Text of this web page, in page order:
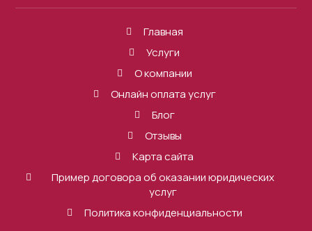
Главная
Услуги
О компании
Онлайн оплата услуг
Блог
Отзывы
Карта сайта
Пример договора об оказании юридических
услуг
Политика конфиденциальности